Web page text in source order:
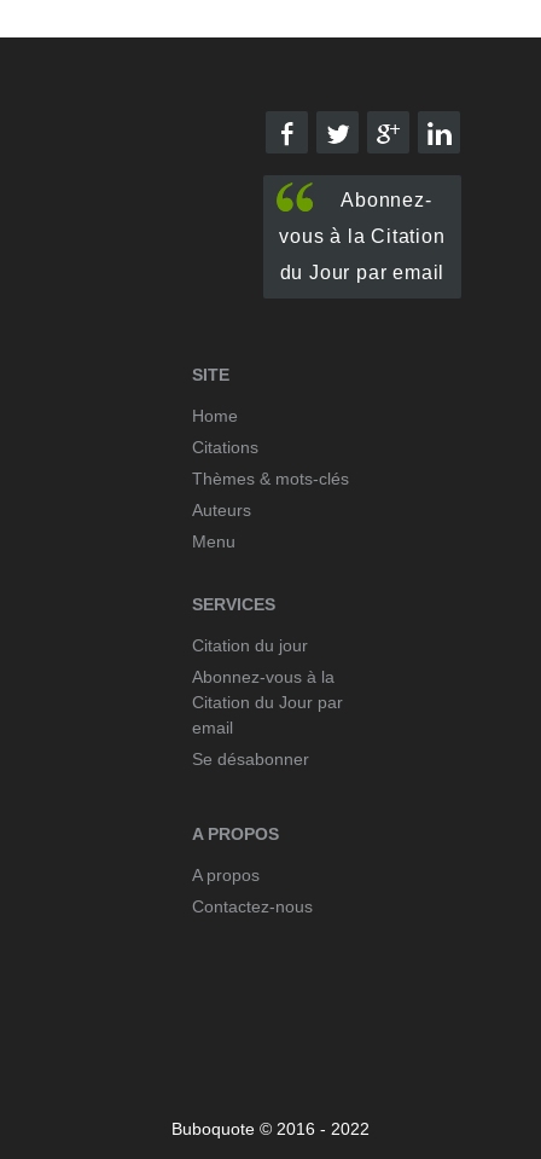
Abonnez-
vous à la Citation
du Jour par email
SITE
Home
Citations
Thèmes & mots-clés
Auteurs
Menu
SERVICES
Citation du jour
Abonnez-vous à la
Citation du Jour par
email
Se désabonner
A PROPOS
A propos
Contactez-nous
Buboquote © 2016 - 2022